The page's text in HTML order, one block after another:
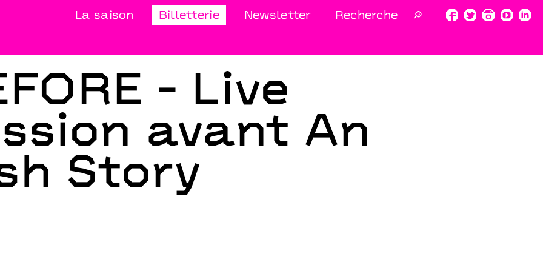
La saison Billetterie Newsletter 🔎
- Live
avant An
Story